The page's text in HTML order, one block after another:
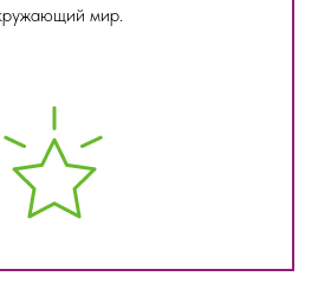
мир.